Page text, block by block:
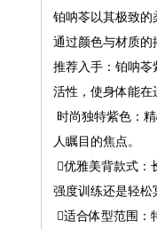
铂呐苓以其极致的
通过颜色与材质的
推荐入手：铂呐苓
活性，使身体能在
时尚独特紫色：
人瞩目的焦点。
️⃣优雅美背款式：
强度训练还是轻松
️⃣适合体型范围：